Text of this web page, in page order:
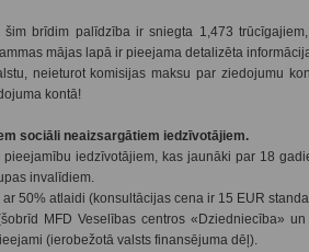
brīdim palīdzība ir sniegta 1,473
mājas lapā ir pieejama detalizēta
neieturot komisijas maksu par ziedojumu
kontā!
sociāli neaizsargātiem iedzīvotājiem.
iedzīvotājiem, kas jaunāki par 18
invalīdiem.
50% atlaidi (konsultācijas cena ir 15 EUR
MFD Veselības centros «Dziedniecība»
(ierobežotā valsts finansējuma dēļ).